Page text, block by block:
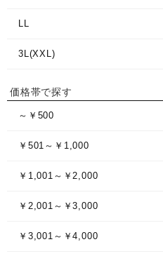
LL
3L(XXL)
価格帯で探す
～￥500
￥501～￥1,000
￥1,001～￥2,000
￥2,001～￥3,000
￥3,001～￥4,000